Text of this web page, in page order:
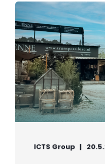
ICTS Group